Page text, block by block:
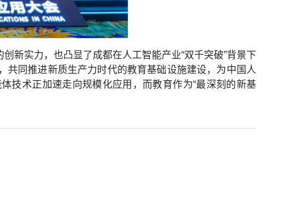
新实力，也凸显了成都在人工智能产业“双千突破”背景下
共同推进新质生产力时代的教育基础设施建设，为中国人
技术正加速走向规模化应用，而教育作为“最深刻的新基